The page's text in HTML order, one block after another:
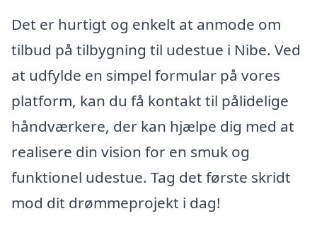
Det er hurtigt og enkelt at anmode om
tilbud på tilbygning til udestue i Nibe. Ved
at udfylde en simpel formular på vores
platform, kan du få kontakt til pålidelige
håndværkere, der kan hjælpe dig med at
realisere din vision for en smuk og
funktionel udestue. Tag det første skridt
mod dit drømmeprojekt i dag!